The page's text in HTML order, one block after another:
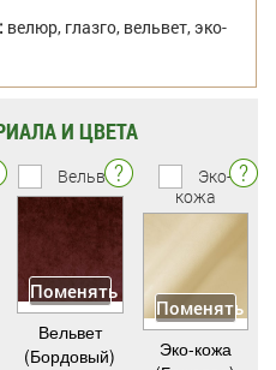
велюр, глазго, вельвет, эко-
И ЦВЕТА
Вельвет
Поменять
Вельвет
(Бордовый)
Эко-
кожа
Поменять
Эко-кожа